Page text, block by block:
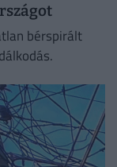
bérspirált